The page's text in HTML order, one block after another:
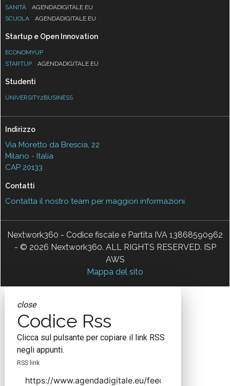
SANITÀ
AGENDADIGITALE.EU
SCUOLA
AGENDADIGITALE.EU
Startup e Open Innovation
ECONOMYUP
STARTUP
AGENDADIGITALE.EU
Studenti
UNIVERSITY2BUSINESS
Indirizzo
Via Moretto da Brescia, 22
Milano - Italia
CAP 20133
Contatti
Contatta il nostro team per maggiori informazioni
Nextwork360 - Codice fiscale e Partita IVA 13868590962
- © 2026 Nextwork360. ALL RIGHTS RESERVED. ISP
AWS
Mappa del sito
close
Codice Rss
Clicca sul pulsante per copiare il link RSS
negli appunti.
RSS link